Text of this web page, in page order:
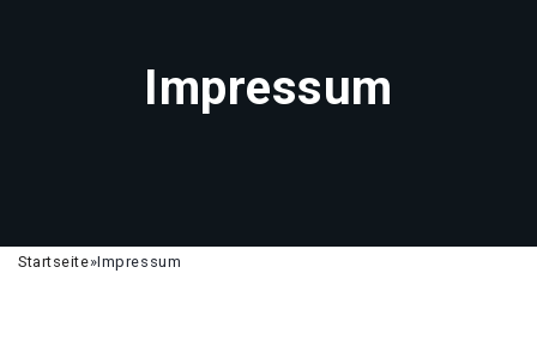
Impressum
Startseite»Impressum